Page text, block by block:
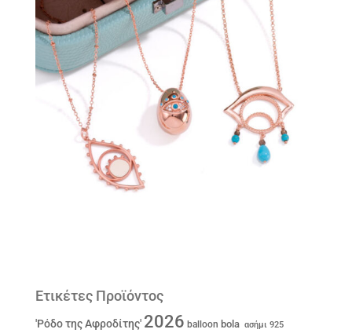
Ετικέτες Προϊόντος
'Ρόδο της Αφροδίτης' 2026 balloon bola ασήμι 925